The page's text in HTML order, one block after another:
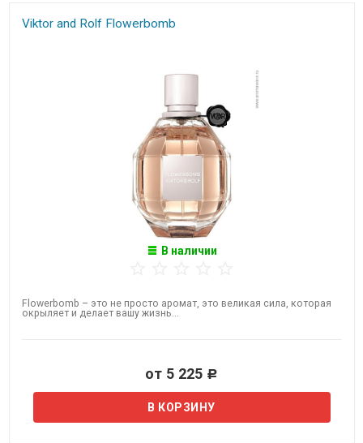
Viktor and Rolf Flowerbomb
В наличии
Flowerbomb – это не просто аромат, это великая сила, которая
окрыляет и делает вашу жизнь...
от 5 225 Р